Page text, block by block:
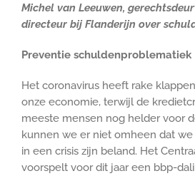
Michel van Leeuwen,
directeur bij Flanderijn over
Preventie schuldenproblematiek
Het coronavirus heeft rake
onze economie, terwijl de
meeste mensen nog helder voor
kunnen we er niet omheen dat
in een crisis zijn beland. Het
voorspelt voor dit jaar een bbp-